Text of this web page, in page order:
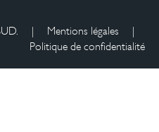
| Mentions légales
|
Politique de confidentialité